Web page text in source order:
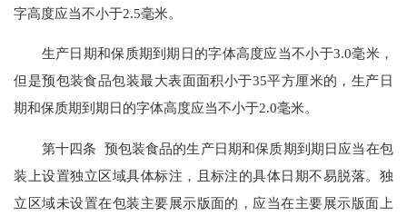
字高度应当不小于2.5毫米。
生产日期和保质期到期日的字体高度应当不小于3.0毫米，
但是预包装食品包装最大表面面积小于35平方厘米的，生产日
期和保质期到期日的字体高度应当不小于2.0毫米。
第十四条 预包装食品的生产日期和保质期到期日应当在包
装上设置独立区域具体标注，且标注的具体日期不易脱落。独
立区域未设置在包装主要展示版面的，应当在主要展示版面上